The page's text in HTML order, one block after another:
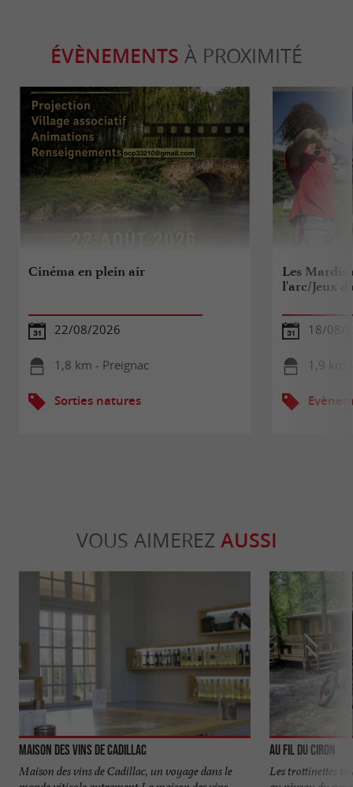
ÉVÈNEMENTS À PROXIMITÉ
Cinéma en plein air
22/08/2026
1,8 km - Preignac
Sorties natures
Les Mardis
l'arc/Jeux
18/08/
1,9 km
VOUS AIMEREZ AUSSI
Maison des Vins de Cadillac
Maison des vins de Cadillac, un voyage dans le
Au Fil du Ciron
Les trottinettes